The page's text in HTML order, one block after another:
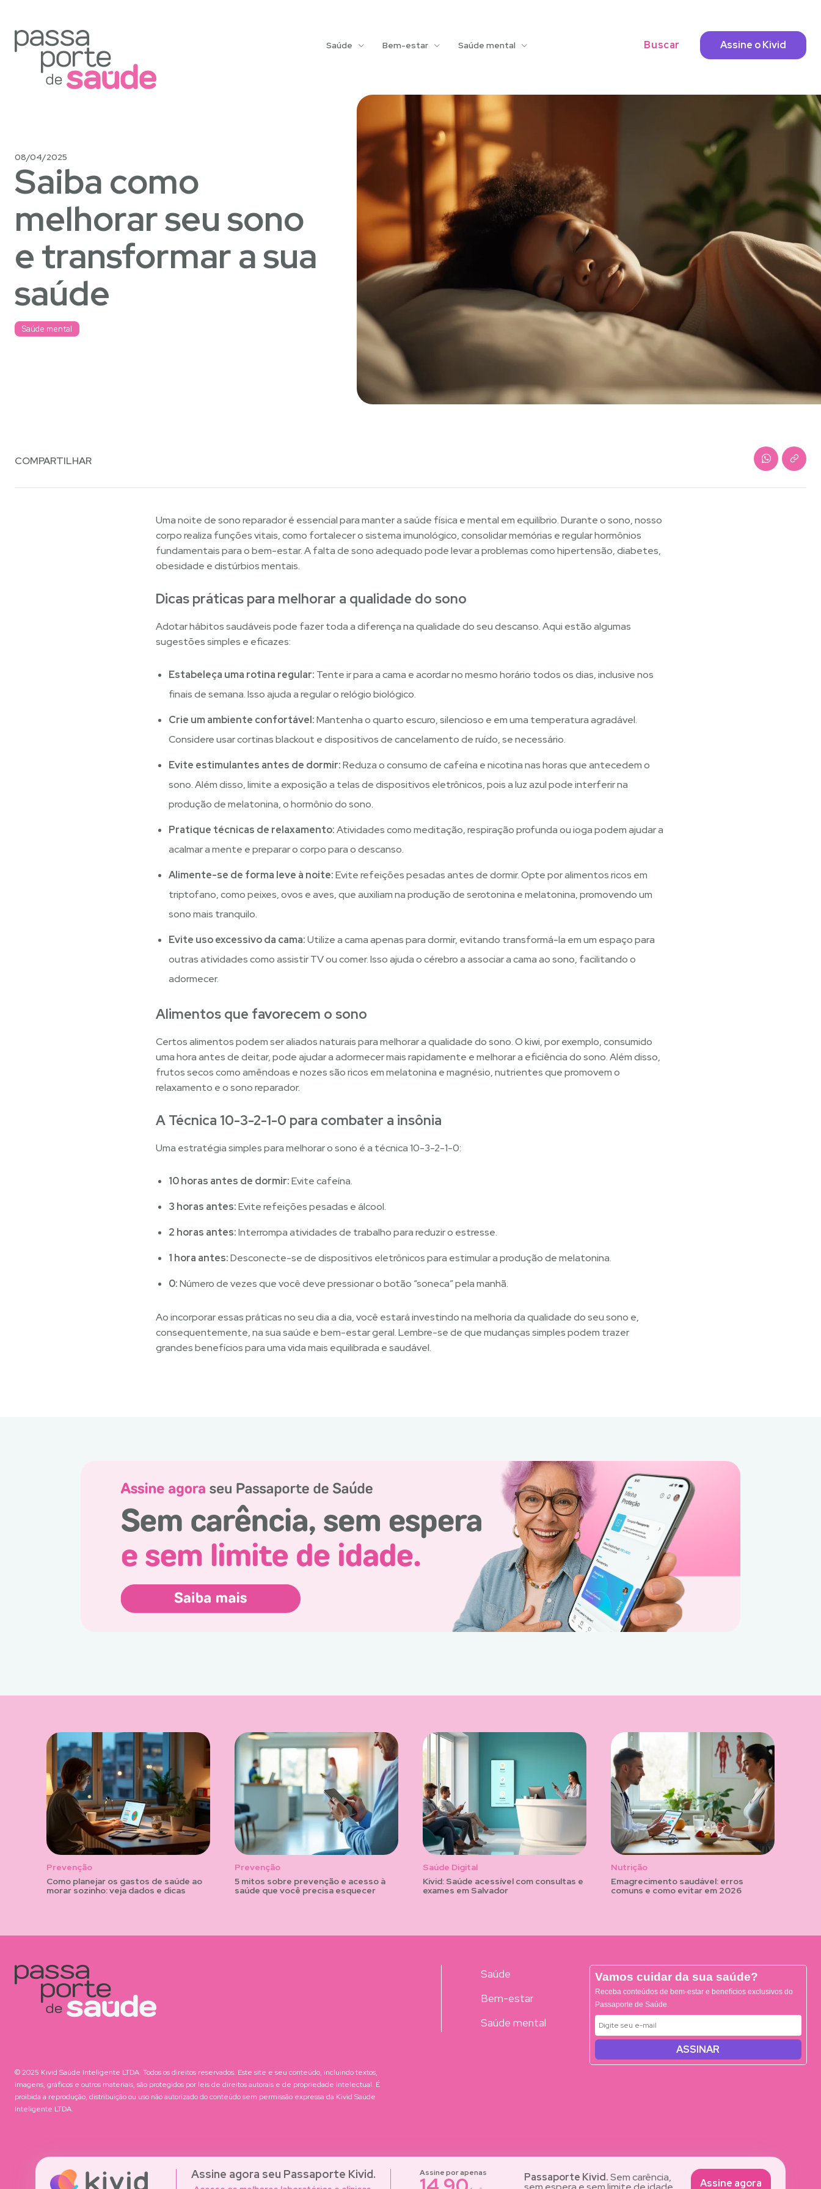
Saúde Bem-estar Saúde mental Buscar Assine o Kivid
08/04/2025
Saiba como
melhorar seu sono
e transformar a sua
saúde
Saúde mental
COMPARTILHAR
Uma noite de sono reparador é essencial para manter a saúde física e mental em equilíbrio. Durante o sono, nosso
corpo realiza funções vitais, como fortalecer o sistema imunológico, consolidar memórias e regular hormônios
fundamentais para o bem-estar. A falta de sono adequado pode levar a problemas como hipertensão, diabetes,
obesidade e distúrbios mentais.
Dicas práticas para melhorar a qualidade do sono
Adotar hábitos saudáveis pode fazer toda a diferença na qualidade do seu descanso. Aqui estão algumas
sugestões simples e eficazes:
Estabeleça uma rotina regular: Tente ir para a cama e acordar no mesmo horário todos os dias, inclusive nos
finais de semana. Isso ajuda a regular o relógio biológico. ​
Crie um ambiente confortável:Mantenha o quarto escuro, silencioso e em uma temperatura agradável.
Considere usar cortinas blackout e dispositivos de cancelamento de ruído, se necessário.​
Evite estimulantes antes de dormir:Reduza o consumo de cafeína e nicotina nas horas que antecedem o
sono. Além disso, limite a exposição a telas de dispositivos eletrônicos, pois a luz azul pode interferir na
produção de melatonina, o hormônio do sono. ​
Pratique técnicas de relaxamento:Atividades como meditação, respiração profunda ou ioga podem ajudar a
acalmar a mente e preparar o corpo para o descanso.​
Alimente-se de forma leve à noite:Evite refeições pesadas antes de dormir. Opte por alimentos ricos em
triptofano, como peixes, ovos e aves, que auxiliam na produção de serotonina e melatonina, promovendo um
sono mais tranquilo.
Evite uso excessivo da cama:Utilize a cama apenas para dormir, evitando transformá-la em um espaço para
outras atividades como assistir TV ou comer. Isso ajuda o cérebro a associar a cama ao sono, facilitando o
adormecer.
Alimentos que favorecem o sono
Certos alimentos podem ser aliados naturais para melhorar a qualidade do sono. O kiwi, por exemplo, consumido
uma hora antes de deitar, pode ajudar a adormecer mais rapidamente e melhorar a eficiência do sono. Além disso,
frutos secos como amêndoas e nozes são ricos em melatonina e magnésio, nutrientes que promovem o
relaxamento e o sono reparador. ​
A Técnica 10-3-2-1-0 para combater a insônia
Uma estratégia simples para melhorar o sono é a técnica 10-3-2-1-0:​
10 horas antes de dormir:Evite cafeína.​
3 horas antes:Evite refeições pesadas e álcool.​
2 horas antes:Interrompa atividades de trabalho para reduzir o estresse.​
1 hora antes:Desconecte-se de dispositivos eletrônicos para estimular a produção de melatonina.​
0:Número de vezes que você deve pressionar o botão “soneca” pela manhã.
Ao incorporar essas práticas no seu dia a dia, você estará investindo na melhoria da qualidade do seu sono e,
consequentemente, na sua saúde e bem-estar geral. Lembre-se de que mudanças simples podem trazer
grandes benefícios para uma vida mais equilibrada e saudável.​
Prevenção
Como planejar os gastos de saúde ao
morar sozinho: veja dados e dicas
Prevenção
5 mitos sobre prevenção e acesso à
saúde que você precisa esquecer
Saúde Digital
Kivid: Saúde acessível com consultas e
exames em Salvador
Nutrição
Emagrecimento saudável: erros
comuns e como evitar em 2026
© 2025 Kivid Saúde Inteligente LTDA. Todos os direitos reservados. Este site e seu conteúdo, incluindo textos,
imagens, gráficos e outros materiais, são protegidos por leis de direitos autorais e de propriedade intelectual. É
proibida a reprodução, distribuição ou uso não autorizado do conteúdo sem permissão expressa da Kivid Saúde
Inteligente LTDA.
Saúde
Bem-estar
Saúde mental
Vamos cuidar da sua saúde?
Receba conteúdos de bem-estar e benefícios exclusivos do
Passaporte de Saúde.
ASSINAR
Assine agora seu Passaporte Kivid. Assine por apenas Passaporte Kivid.Sem carência, Assine agora